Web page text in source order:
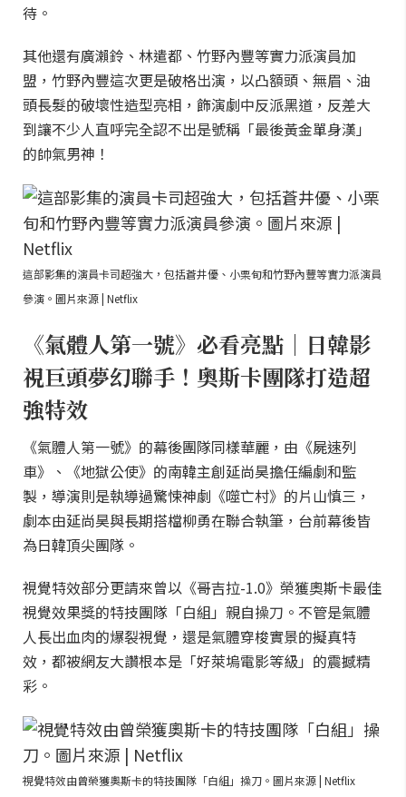
待。
其他還有廣瀨鈴、林遣都、竹野內豐等實力派演員加
盟，竹野內豐這次更是破格出演，以凸額頭、無眉、油
頭長髮的破壞性造型亮相，飾演劇中反派黑道，反差大
到讓不少人直呼完全認不出是號稱「最後黃金單身漢」
的帥氣男神！
這部影集的演員卡司超強大，包括蒼井優、小栗旬和竹野內豐等實力派演員
參演。圖片來源 | Netflix
《氣體人第一號》必看亮點｜日韓影
視巨頭夢幻聯手！奧斯卡團隊打造超
強特效
《氣體人第一號》的幕後團隊同樣華麗，由《屍速列
車》、《地獄公使》的南韓主創延尚昊擔任編劇和監
製，導演則是執導過驚悚神劇《噬亡村》的片山慎三，
劇本由延尚昊與長期搭檔柳勇在聯合執筆，台前幕後皆
為日韓頂尖團隊。
視覺特效部分更請來曾以《哥吉拉-1.0》榮獲奧斯卡最佳
視覺效果獎的特技團隊「白組」親自操刀。不管是氣體
人長出血肉的爆裂視覺，還是氣體穿梭實景的擬真特
效，都被網友大讚根本是「好萊塢電影等級」的震撼精
彩。
視覺特效由曾榮獲奧斯卡的特技團隊「白組」操刀。圖片來源 | Netflix